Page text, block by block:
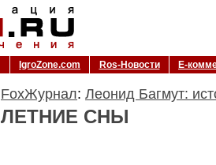
IgroZone.com Ros-Новости
Е-
FoxЖурнал: Леонид Багмут:
ЛЕТНИЕ СНЫ